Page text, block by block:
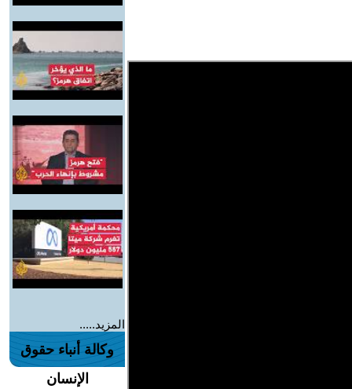
المزيد.....
وكالة أنباء حقوق
الإنسان